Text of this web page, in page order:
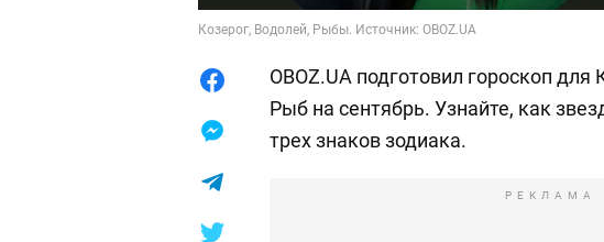
Козерог, Водолей, Рыбы. Источник: OBOZ.UA
OBOZ.UA подготовил гороскоп для
Рыб на сентябрь. Узнайте, как
трех знаков зодиака.
РЕКЛАМА